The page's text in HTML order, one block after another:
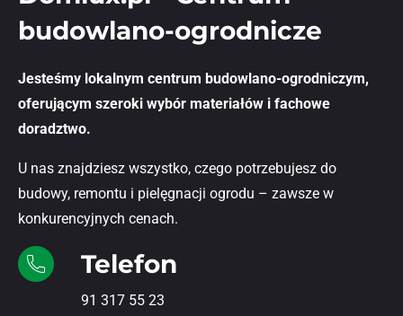
budowlano-ogrodnicze
Jesteśmy lokalnym centrum budowlano-ogrodniczym,
oferującym szeroki wybór materiałów i fachowe
doradztwo.
U nas znajdziesz wszystko, czego potrzebujesz do
budowy, remontu i pielęgnacji ogrodu – zawsze w
konkurencyjnych cenach.
Telefon
91 317 55 23